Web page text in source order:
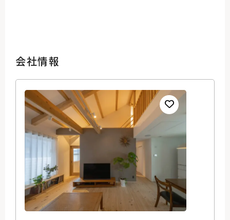
会社情報